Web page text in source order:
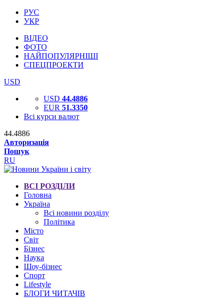
РУС
УКР
ВІДЕО
ФОТО
НАЙПОПУЛЯРНІШІ
СПЕЦПРОЕКТИ
USD
USD 44.4886
EUR 51.3350
Всі курси валют
44.4886
Авторизація
Пошук
RU
ВСІ РОЗДІЛИ
Головна
Україна
Всі новини розділу
Політика
Місто
Світ
Бізнес
Наука
Шоу-бізнес
Спорт
Lifestyle
БЛОГИ ЧИТАЧІВ